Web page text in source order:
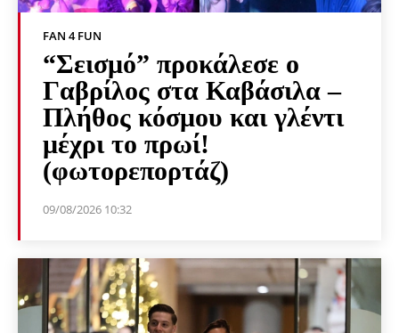
FAN 4 FUN
“Σεισμό” προκάλεσε ο
Γαβρίλος στα Καβάσιλα –
Πλήθος κόσμου και γλέντι
μέχρι το πρωί!
(φωτορεπορτάζ)
09/08/2026 10:32